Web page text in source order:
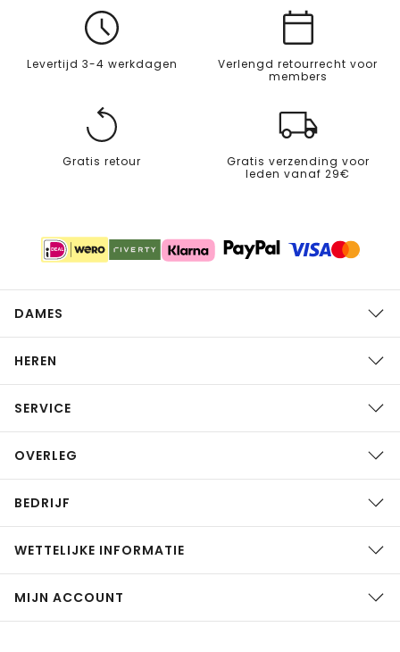
Levertijd 3-4 werkdagen
Verlengd retourrecht voor
members
Gratis retour
Gratis verzending voor
leden vanaf 29€
DAMES
HEREN
SERVICE
OVERLEG
BEDRIJF
WETTELIJKE INFORMATIE
MIJN ACCOUNT